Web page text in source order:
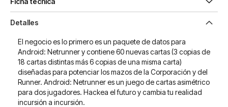
Detalles
El negocio es lo primero es un paquete de datos para
Android: Netrunner y contiene 60 nuevas cartas (3 copias de
18 cartas distintas más 6 copias de una misma carta)
diseñadas para potenciar los mazos de la Corporación y del
Runner. Android: Netrunner es un juego de cartas asimétrico
para dos jugadores. Hackea el futuro y cambia tu realidad
incursión a incursión.